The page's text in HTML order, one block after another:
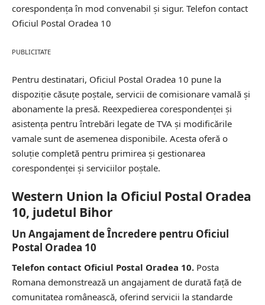
corespondența în mod convenabil și sigur. Telefon contact
Oficiul Postal Oradea 10
PUBLICITATE
Pentru destinatari, Oficiul Postal Oradea 10 pune la
dispoziție căsuțe poștale, servicii de comisionare vamală și
abonamente la presă. Reexpedierea corespondenței și
asistența pentru întrebări legate de TVA și modificările
vamale sunt de asemenea disponibile. Acesta oferă o
soluție completă pentru primirea și gestionarea
corespondenței și serviciilor poștale.
Western Union la Oficiul Postal Oradea
10, judetul Bihor
Un Angajament de Încredere pentru Oficiul
Postal Oradea 10
Telefon contact Oficiul Postal Oradea 10. Posta
Romana demonstrează un angajament de durată față de
comunitatea românească, oferind servicii la standarde